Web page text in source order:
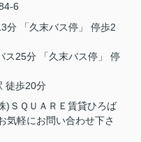
6
分 「久末バス停」 停歩2
ス25分 「久末バス停」 停
徒歩20分
)ＳＱＵＡＲＥ賃貸ひろば
気軽にお問い合わせ下さ